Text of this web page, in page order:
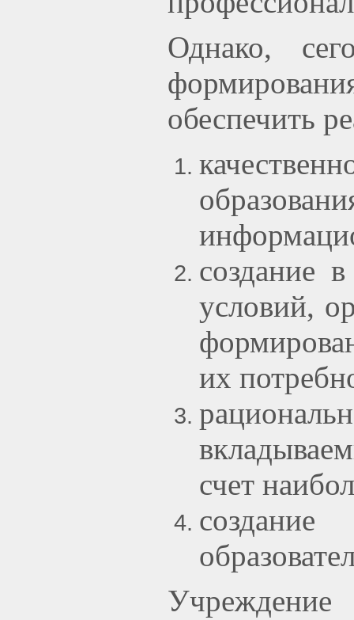
Однако,
обеспечить
создание
условий,
их
счет
Учреждение